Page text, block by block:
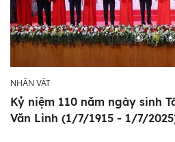
NHÂN VẬT
Kỷ niệm 110 năm ngày sinh
Văn Linh (1/7/1915 - 1/7/